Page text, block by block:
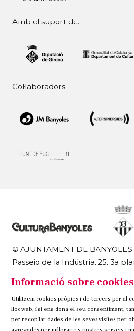
Amb el suport de:
Col·laboradors:
© AJUNTAMENT DE BANYOLES
Passeig de la Indústria, 25, 3a
972 58 18 48 | 972 57 00 50
Sitemap Avís Legal Ús de
Informació sobre cookies
Utilitzem cookies pròpies i de tercers per al
lloc web, i si ens dona el seu consentiment,
per recopilar dades de les seves visites per